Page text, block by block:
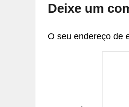
Deixe um
O seu endereço de